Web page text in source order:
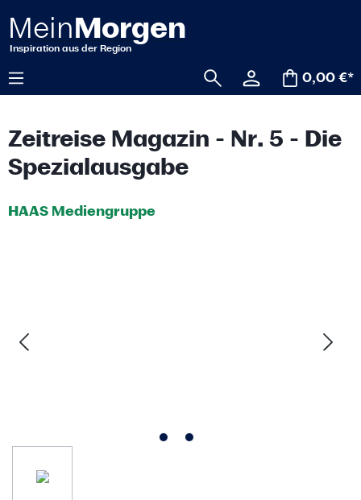
springen
0,00 €*
Zeitreise Magazin - Nr. 5 - Die
Spezialausgabe
HAAS Mediengruppe